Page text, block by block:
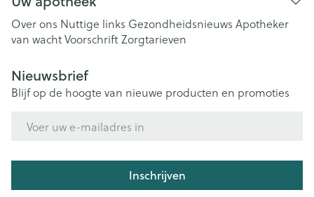
Over ons Nuttige links Gezondheidsnieuws Apotheker
van wachtVoorschriftZorgtarieven
Nieuwsbrief
Blijf op de hoogte van nieuwe producten en promoties
Inschrijven